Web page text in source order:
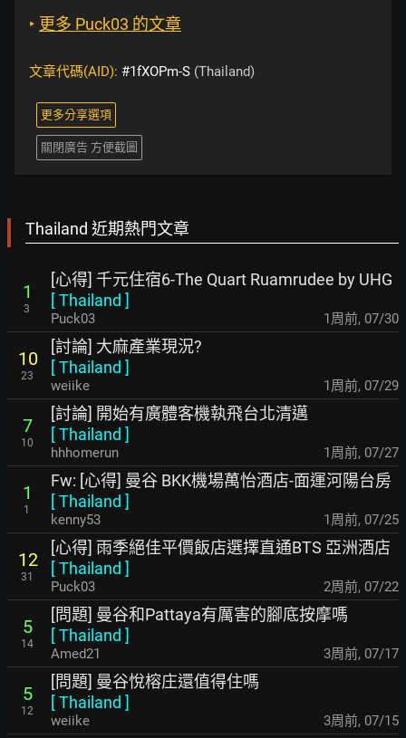
‣ 更多 Puck03 的文章
文章代碼(AID): #1fXOPm-S (Thailand)
更多分享選項
關閉廣告 方便截圖
Thailand 近期熱門文章
1
3
[心得] 千元住宿6-The Quart Ruamrudee by UHG
[Thailand ]
Puck03 1周前, 07/30
10
23
[討論] 大麻產業現況?
[Thailand ]
weiike 1周前, 07/29
7
10
[討論] 開始有廣體客機執飛台北清邁
[Thailand ]
hhhomerun 1周前, 07/27
1
1
Fw: [心得] 曼谷 BKK機場萬怡酒店-面運河陽台房
[Thailand ]
kenny53 1周前, 07/25
12
31
[心得] 雨季絕佳平價飯店選擇直通BTS 亞洲酒店
[Thailand ]
Puck03 2周前, 07/22
5
14
[問題] 曼谷和Pattaya有厲害的腳底按摩嗎
[Thailand ]
Amed21 3周前, 07/17
5
12
[問題] 曼谷悅榕庄還值得住嗎
[Thailand ]
weiike 3周前, 07/15